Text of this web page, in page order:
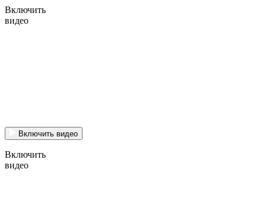
Включить
видео
Включить видео
Включить
видео